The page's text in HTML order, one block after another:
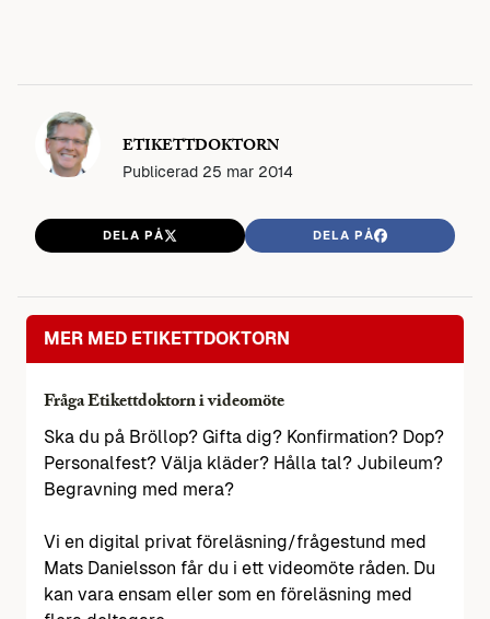
ETIKETTDOKTORN
Publicerad 25 mar 2014
DELA PÅ DELA PÅ
MER MED ETIKETTDOKTORN
Fråga Etikettdoktorn i videomöte
Ska du på Bröllop? Gifta dig? Konfirmation? Dop?
Personalfest? Välja kläder? Hålla tal? Jubileum?
Begravning med mera?
Vi en digital privat föreläsning/frågestund med
Mats Danielsson får du i ett videomöte råden. Du
kan vara ensam eller som en föreläsning med